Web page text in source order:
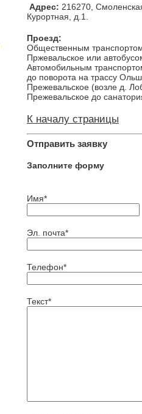
Адрес: 216270,
Курортная, д.1.
Проезд:
Общественным
Пржевальское или
Автомобильным
до поворота на трассу
Прежевальское (возле д.
Прежевальское до
К началу страницы
Отправить заявку
Заполните форму
Имя*
Эл. почта*
Телефон*
Текст*